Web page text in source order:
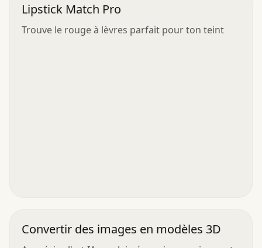
Lipstick Match Pro
Trouve le rouge à lèvres parfait pour ton teint
Convertir des images en modèles 3D